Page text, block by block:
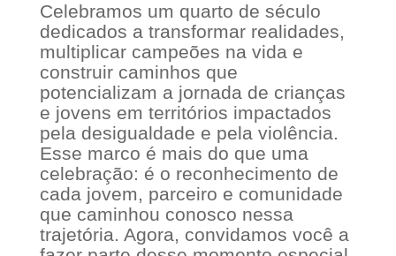
Celebramos um quarto de século
dedicados a transformar realidades,
multiplicar campeões na vida e
construir caminhos que
potencializam a jornada de crianças
e jovens em territórios impactados
pela desigualdade e pela violência.
Esse marco é mais do que uma
celebração: é o reconhecimento de
cada jovem, parceiro e comunidade
que caminhou conosco nessa
trajetória. Agora, convidamos você a